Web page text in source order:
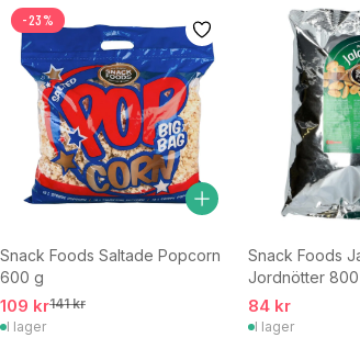
-23%
Snack Foods Saltade Popcorn
600 g
109 kr141 kr
I lager
Snack Foods
Jordnötter
84 kr
I lager